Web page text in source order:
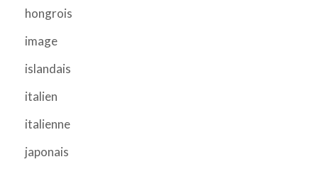
hongrois
image
islandais
italien
italienne
japonais